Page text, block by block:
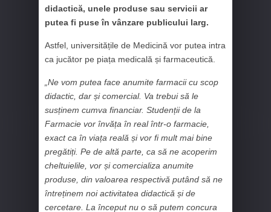
didactică, unele produse sau servicii ar
putea fi puse în vânzare publicului larg.
Astfel, universitățile de Medicină vor putea intra
ca jucător pe piața medicală și farmaceutică.
„Ne vom putea face anumite farmacii cu scop
didactic, dar și comercial. Va trebui să le
susținem cumva financiar. Studenții de la
Farmacie vor învăța în real într-o farmacie,
exact ca în viața reală și vor fi mult mai bine
pregătiți. Pe de altă parte, ca să ne acoperim
cheltuielile, vor și comercializa anumite
produse, din valoarea respectivă putând să ne
întreținem noi activitatea didactică și de
cercetare. La început nu o să putem concura